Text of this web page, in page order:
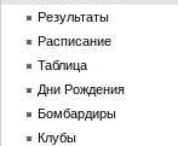
Результаты
Расписание
Таблица
Дни Рождения
Бомбардиры
Клубы